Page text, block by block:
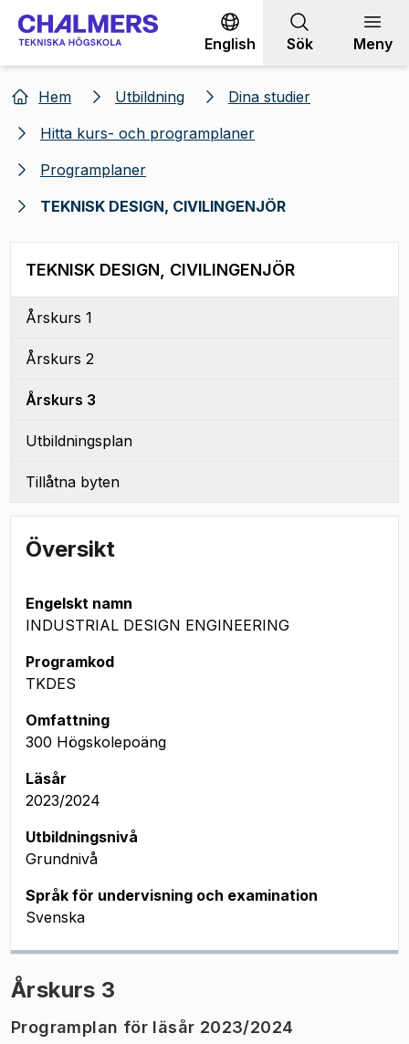
Gå till innehållet
English Sök Meny
Hem Utbildning
Dina studier
Hitta kurs- och programplaner
Programplaner
TEKNISK DESIGN, CIVILINGENJÖR
TEKNISK DESIGN, CIVILINGENJÖR
Årskurs 1
Årskurs 2
Årskurs 3
Utbildningsplan
Tillåtna byten
Översikt
Engelskt namn
INDUSTRIAL DESIGN ENGINEERING
Programkod
TKDES
Omfattning
300 Högskolepoäng
Läsår
2023/2024
Utbildningsnivå
Grundnivå
Språk för undervisning och examination
Svenska
Årskurs 3
Programplan för läsår 2023/2024